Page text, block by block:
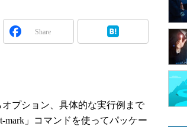
Security & Trust
Share
プション、具体的な実行例まで
mark」コマンドを使ってパッケー